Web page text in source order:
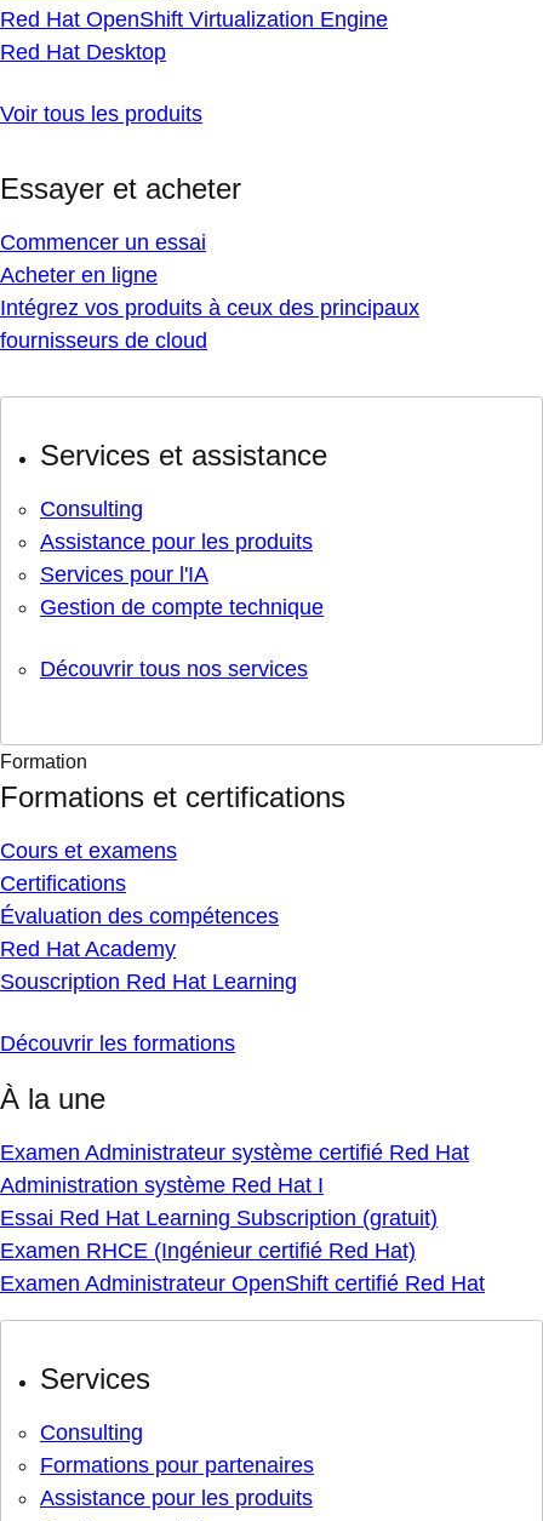
Red Hat OpenShift Virtualization Engine
Red Hat Desktop
Voir tous les produits
Essayer et acheter
Commencer un essai
Acheter en ligne
Intégrez vos produits à ceux des principaux
fournisseurs de cloud
Services et assistance
Consulting
Assistance pour les produits
Services pour l'IA
Gestion de compte technique
Découvrir tous nos services
Formation
Formations et certifications
Cours et examens
Certifications
Évaluation des compétences
Red Hat Academy
Souscription Red Hat Learning
Découvrir les formations
À la une
Examen Administrateur système certifié Red Hat
Administration système Red Hat I
Essai Red Hat Learning Subscription (gratuit)
Examen RHCE (Ingénieur certifié Red Hat)
Examen Administrateur OpenShift certifié Red Hat
Services
Consulting
Formations pour partenaires
Assistance pour les produits